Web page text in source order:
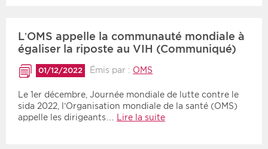
L’OMS appelle la communauté mondiale à
égaliser la riposte au VIH (Communiqué)
01/12/2022 Émis par : OMS
Le 1er décembre, Journée mondiale de lutte contre le
sida 2022, l’Organisation mondiale de la santé (OMS)
appelle les dirigeants…
Lire la suite